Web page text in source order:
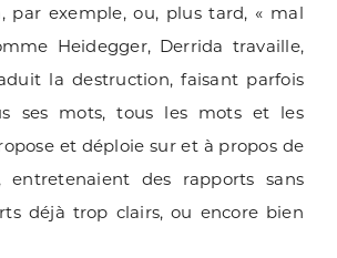
par exemple, ou, plus tard, « mal
Heidegger, Derrida travaille,
la destruction, faisant parfois
ses mots, tous les mots et les
et déploie sur et à propos de
entretenaient des rapports sans
déjà trop clairs, ou encore bien